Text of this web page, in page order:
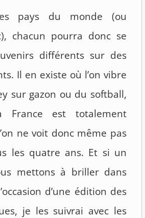
pays du monde (ou
chacun pourra donc se
différents sur des
Il en existe où l’on vibre
sur gazon ou du softball,
France est totalement
ne voit donc même pas
les quatre ans. Et si un
mettons à briller dans
d’une édition des
je les suivrai avec les